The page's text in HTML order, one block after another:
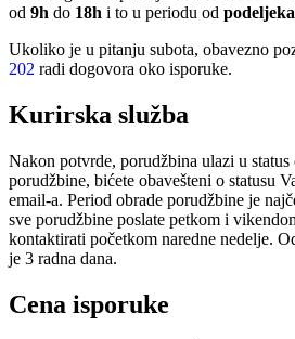
od 9h do 18h i to u periodu od podeljeka
Ukoliko je u pitanju subota, obavezno
202 radi dogovora oko isporuke.
Kurirska služba
Nakon potvrde, porudžbina ulazi u
porudžbine, bićete obavešteni o statusu
email-a. Period obrade porudžbine je
sve porudžbine poslate petkom i
kontaktirati početkom naredne nedelje.
je 3 radna dana.
Cena isporuke